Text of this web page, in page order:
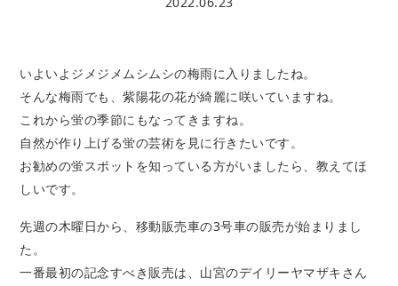
いよいよジメジメムシムシの梅雨に入りましたね。
そんな梅雨でも、紫陽花の花が綺麗に咲いていますね。
これから蛍の季節にもなってきますね。
自然が作り上げる蛍の芸術を見に行きたいです。
お勧めの蛍スポットを知っている方がいましたら、教えてほ
しいです。
先週の木曜日から、移動販売車の3号車の販売が始まりまし
た。
一番最初の記念すべき販売は、山宮のデイリーヤマザキさん